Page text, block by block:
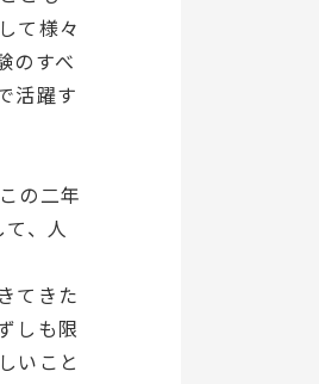
て様々
のすべ
活躍す
の二年
、人
てきた
しも限
いこと